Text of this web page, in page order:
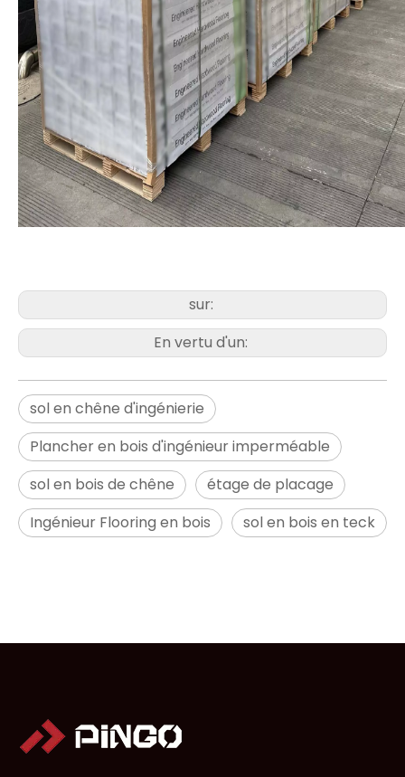
sur:
En vertu d'un:
sol en chêne d'ingénierie
Plancher en bois d'ingénieur imperméable
sol en bois de chêne
étage de placage
Ingénieur Flooring en bois
sol en bois en teck